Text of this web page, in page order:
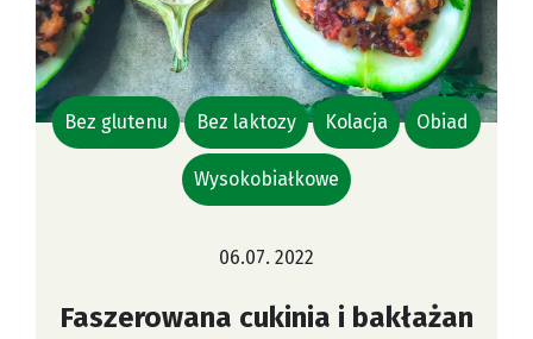
Bez glutenu Bez laktozy Kolacja Obiad
Wysokobiałkowe
06.07. 2022
Faszerowana cukinia i bakłażan